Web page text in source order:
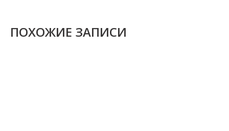
ПОХОЖИЕ ЗАПИСИ